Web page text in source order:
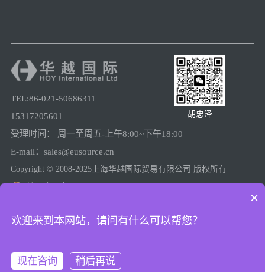
TEL:86-021-50686311
15317205601
受理时间： 周一至周五-上午8:00~下午18:00
E-mail：sales@eusource.cn
胡忠泽
Copyright © 2008-2025上海华越国际贸易有限公司 版权所有
上海工商
×
欢迎来到本网站，请问有什么可以帮您？
现在咨询
稍后再说